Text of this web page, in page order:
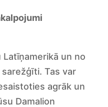
un no
Tas var
agrāk un
Damalion